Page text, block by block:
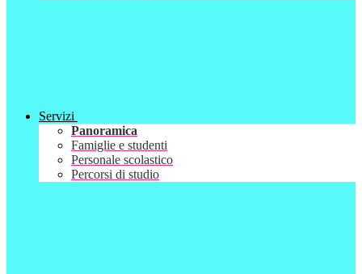
Servizi
Panoramica
Famiglie e studenti
Personale scolastico
Percorsi di studio